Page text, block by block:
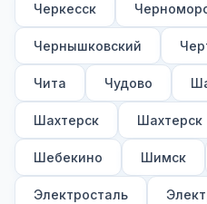
Черкесск
Чернышковский
Чита Чудово
Шахтерск Шахтерск
Шебекино Шимск
Электросталь